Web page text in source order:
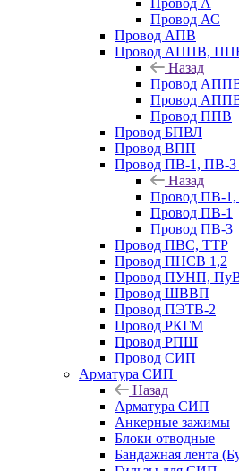
Провод А
Провод АС
Провод АПВ
Провод АППВ,
Назад
Провод
Провод
Провод ППВ
Провод БПВЛ
Провод ВПП
Провод ПВ-1, ПВ-3
Назад
Провод ПВ-
Провод ПВ-1
Провод ПВ-3
Провод ПВС, ТТР
Провод ПНСВ 1,2
Провод ПУНП,
Провод ШВВП
Провод ПЭТВ-2
Провод РКГМ
Провод РПШ
Провод СИП
Арматура СИП
Назад
Арматура СИП
Анкерные зажимы
Блоки отводные
Бандажная лента